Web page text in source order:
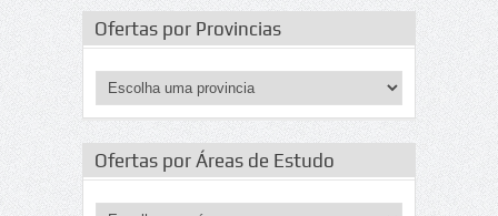
Ofertas por Provincias
Ofertas por Áreas de Estudo